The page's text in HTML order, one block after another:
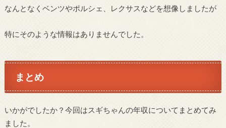
なんとなくベンツやポルシェ、レクサスなどを想像しましたが
特にそのような情報はありませんでした。
まとめ
いかがでしたか？今回はスギちゃんの年収についてまとめてみ
ました。